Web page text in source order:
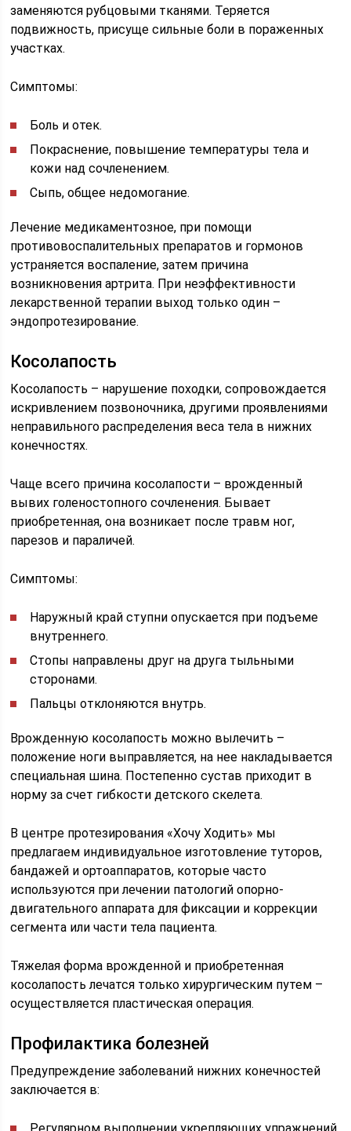
заменяются рубцовыми тканями. Теряется
подвижность, присуще сильные боли в пораженных
участках.
Симптомы:
Боль и отек.
Покраснение, повышение температуры тела и
кожи над сочленением.
Сыпь, общее недомогание.
Лечение медикаментозное, при помощи
противовоспалительных препаратов и гормонов
устраняется воспаление, затем причина
возникновения артрита. При неэффективности
лекарственной терапии выход только один –
эндопротезирование.
Косолапость
Косолапость – нарушение походки, сопровождается
искривлением позвоночника, другими проявлениями
неправильного распределения веса тела в нижних
конечностях.
Чаще всего причина косолапости – врожденный
вывих голеностопного сочленения. Бывает
приобретенная, она возникает после травм ног,
парезов и параличей.
Симптомы:
Наружный край ступни опускается при подъеме
внутреннего.
Стопы направлены друг на друга тыльными
сторонами.
Пальцы отклоняются внутрь.
Врожденную косолапость можно вылечить –
положение ноги выправляется, на нее накладывается
специальная шина. Постепенно сустав приходит в
норму за счет гибкости детского скелета.
В центре протезирования «Хочу Ходить» мы
предлагаем индивидуальное изготовление туторов,
бандажей и ортоаппаратов, которые часто
используются при лечении патологий опорно-
двигательного аппарата для фиксации и коррекции
сегмента или части тела пациента.
Тяжелая форма врожденной и приобретенная
косолапость лечатся только хирургическим путем –
осуществляется пластическая операция.
Профилактика болезней
Предупреждение заболеваний нижних конечностей
заключается в: